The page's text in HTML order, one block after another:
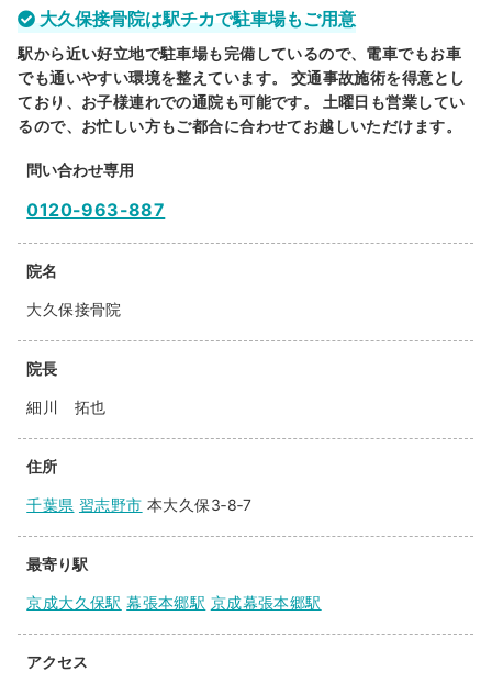
大久保接骨院は駅チカで駐車場もご用意
駅から近い好立地で駐車場も完備しているので、電車でもお車
でも通いやすい環境を整えています。 交通事故施術を得意とし
ており、お子様連れでの通院も可能です。 土曜日も営業してい
るので、お忙しい方もご都合に合わせてお越しいただけます。
問い合わせ専用
0120-963-887
院名
大久保接骨院
院長
細川 拓也
住所
千葉県 習志野市 本大久保3‐8‐7
最寄り駅
京成大久保駅 幕張本郷駅 京成幕張本郷駅
アクセス